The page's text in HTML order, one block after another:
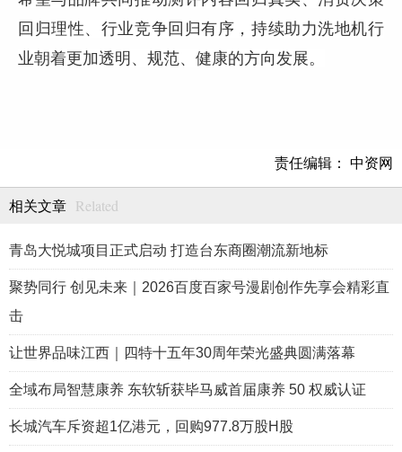
回归理性、行业竞争回归有序，持续助力洗地机行
业朝着更加透明、规范、健康的方向发展。
责任编辑： 中资网
相关文章 Related
青岛大悦城项目正式启动 打造台东商圈潮流新地标
聚势同行 创见未来｜2026百度百家号漫剧创作先享会精彩直
击
让世界品味江西｜四特十五年30周年荣光盛典圆满落幕
全域布局智慧康养 东软斩获毕马威首届康养 50 权威认证
长城汽车斥资超1亿港元，回购977.8万股H股